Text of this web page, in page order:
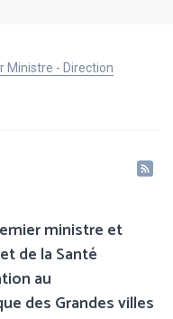
Ministre - Direction
ministre et
de la Santé
au
des Grandes villes